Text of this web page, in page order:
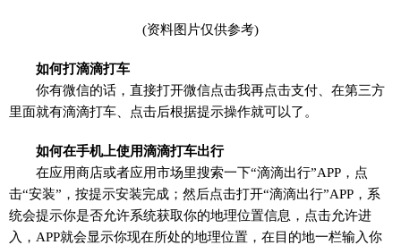
(资料图片仅供参考)
如何打滴滴打车
你有微信的话，直接打开微信点击我再点击支付、在第三方
里面就有滴滴打车、点击后根据提示操作就可以了。
如何在手机上使用滴滴打车出行
在应用商店或者应用市场里搜索一下“滴滴出行”APP，点
击“安装”，按提示安装完成；然后点击打开“滴滴出行”APP，系
统会提示你是否允许系统获取你的地理位置信息，点击允许进
入，APP就会显示你现在所处的地理位置，在目的地一栏输入你